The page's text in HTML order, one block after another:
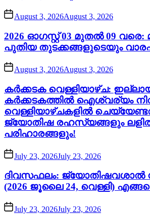
August 3, 2026August 3, 2026
2026 ഓഗസ്റ്റ് 03 മുതൽ 09 വരെ:
പുതിയ തുടക്കങ്ങളുടെയും
August 3, 2026August 3, 2026
കർക്കടക വെള്ളിയാഴ്ച:
കർക്കടകത്തിൽ ഐശ്വര്യം
വെള്ളിയാഴ്ചകളിൽ
ജ്യോതിഷ രഹസ്യങ്ങളും
പരിഹാരങ്ങളും!
July 23, 2026July 23, 2026
ദിവസഫലം: ജ്യോതിഷവശാൽ
(2026 ജൂലൈ 24, വെള്ളി)
July 23, 2026July 23, 2026